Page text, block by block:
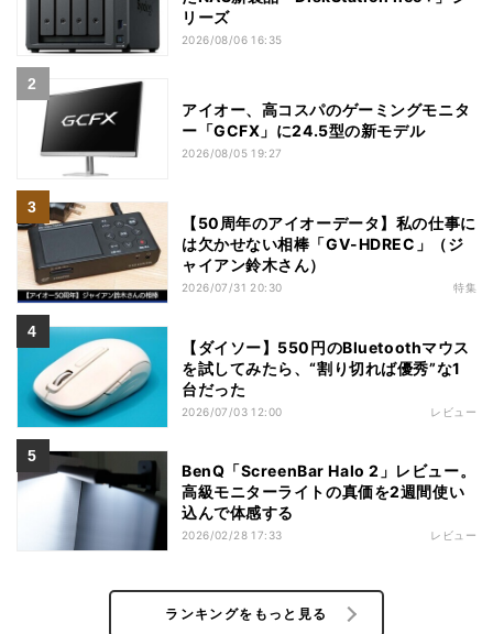
リーズ
2026/08/06 16:35
アイオー、高コスパのゲーミングモニタ
ー「GCFX」に24.5型の新モデル
2026/08/05 19:27
【50周年のアイオーデータ】私の仕事に
は欠かせない相棒「GV-HDREC」（ジ
ャイアン鈴木さん）
2026/07/31 20:30 特集
【ダイソー】550円のBluetoothマウス
を試してみたら、“割り切れば優秀”な1
台だった
2026/07/03 12:00 レビュー
BenQ「ScreenBar Halo 2」レビュー。
高級モニターライトの真価を2週間使い
込んで体感する
2026/02/28 17:33 レビュー
ランキングをもっと見る